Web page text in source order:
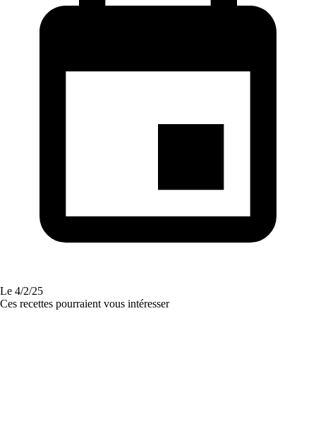
Le 4/2/25
Ces recettes pourraient vous intéresser